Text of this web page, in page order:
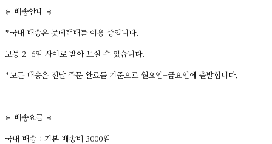
⥼ 배송안내 ⥽
*국내 배송은 롯데택배를 이용 중입니다.
보통 2-6일 사이로 받아 보실 수 있습니다.
*모든 배송은 전날 주문 완료를 기준으로 월요일-금요일에 출발합니다.
⥼ 배송요금 ⥽
국내 배송 : 기본 배송비 3000원